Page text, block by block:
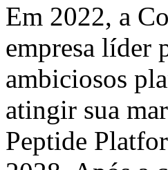
Em 2022, a
empresa líder
ambiciosos
atingir sua
Peptide